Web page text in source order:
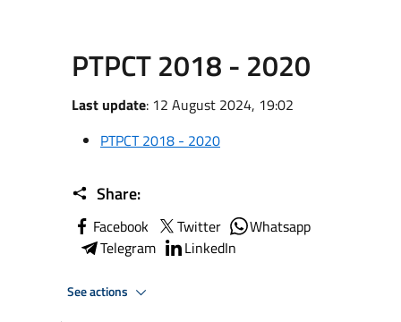
PTPCT 2018 - 2020
Last update: 12 August 2024, 19:02
PTPCT 2018 - 2020
Share:
Facebook Twitter
Whatsapp
Telegram
LinkedIn
See actions